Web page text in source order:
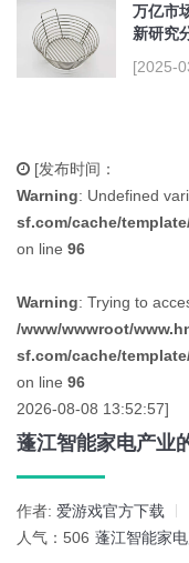
万亿市
新研究
[2025-
[发布时间：
Warning: Undefined
sf.com/cache/
on line 96
Warning: Trying to
/www/wwwroot/
sf.com/cache/
on line 96
2026-08-08 13:52:57]
蓬江智能家电产业
作者: 爱游戏官方下载
人气：506 蓬江智能家